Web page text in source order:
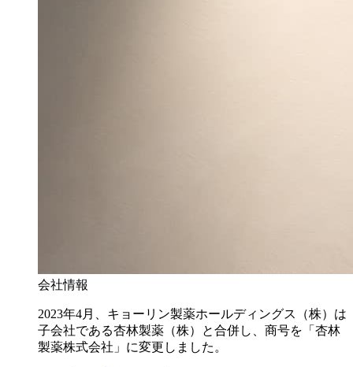
会社情報
2023年4月、キョーリン製薬ホールディングス（株）は
子会社である杏林製薬（株）と合併し、商号を「杏林
製薬株式会社」に変更しました。